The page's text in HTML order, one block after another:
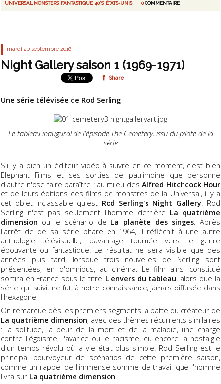
UNIVERSAL MONSTERS, FANTASTIQUE ,40'S, ÉTATS-UNIS 0COMMENTAIRE
mardi 20 septembre 2016
Night Gallery saison 1 (1969-1971)
Share
Une série télévisée de Rod Serling
Le tableau inaugural de l'épisode The Cemetery, issu du pilote de la
série
S'il y a bien un éditeur vidéo à suivre en ce moment, c'est bien
Elephant Films et ses sorties de patrimoine que personne
d'autre n'ose faire paraître : au mileu desAlfred Hitchcock Hour
et de leurs éditions des films de monstres de la Universal, il y a
cet objet inclassable qu'est Rod Serling's Night Gallery . Rod
Serling n'est pas seulement l'homme derrière La quatrième
dimension ou le scénario de La planète des singes . Après
l'arrêt de de sa série phare en 1964, il réfléchit à une autre
anthologie télévisuelle, davantage tournée vers le genre
épouvante ou fantastique. Le résultat ne sera visible que des
années plus tard, lorsque trois nouvelles de Serling sont
présentées, en d'omnibus, au cinéma. Le film ainsi constitué
sortira en France sous le titre L'envers du tableau, alors que la
série qui suivit ne fut, à notre connaissance, jamais diffusée dans
l'hexagone.
On remarque dès les premiers segments la patte du créateur de
La quatrième dimension, avec des thèmes récurrents similaires
: la solitude, la peur de la mort et de la maladie, une charge
contre l'égoïsme, l'avarice ou le racisme, ou encore la nostalgie
d'un temps révolu où la vie était plus simple. Rod Serling est le
principal pourvoyeur de scénarios de cette première saison,
comme un rappel de l'immense somme de travail que l'homme
livra sur La quatrième dimension.